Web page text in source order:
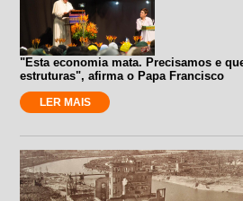
"Esta economia mata. Precisamos e
estruturas", afirma o Papa Francisco
LER MAIS